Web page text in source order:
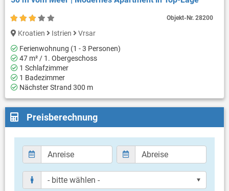
Kroatien Istrien
Vrsar
Ferienwohnung (1 - 3 Personen)
47 m² / 1. Obergeschoss
1 Schlafzimmer
1 Badezimmer
Nächster Strand 300 m
Objekt-Nr. 28200
Preisberechnung